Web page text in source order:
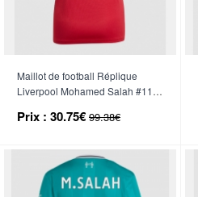
Maillot de football Réplique
Liverpool Mohamed Salah #11
Manche Courte
Prix : 30.75€ 99.38€